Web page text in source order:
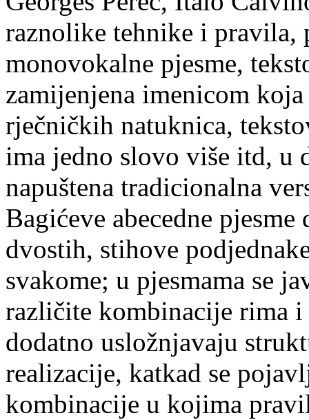
raznolike tehnike i pravila,
monovokalne pjesme,
zamijenjena imenicom
rječničkih natuknica,
ima jedno slovo više itd, u
napuštena tradicionalna
Bagićeve abecedne
dvostih, stihove
svakome; u pjesmama se
različite kombinacije rima
dodatno usložnjavaju
realizacije, katkad se
kombinacije u kojima